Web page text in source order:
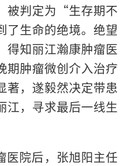
被判定为“生存期不
生命的绝境。绝望
得知丽江瀚康肿瘤医
期肿瘤微创介入治疗
著，遂毅然决定带患
江，寻求最后一线生
医院后，张旭阳主任